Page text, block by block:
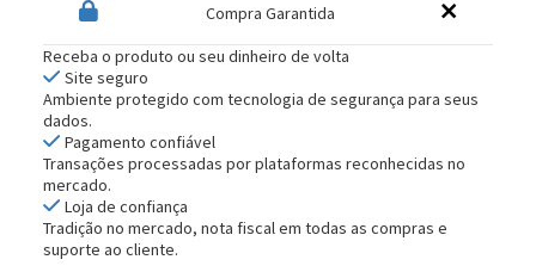
Compra Garantida
Receba o produto ou seu dinheiro de volta
Site seguro
Ambiente protegido com tecnologia de segurança para seus
dados.
Pagamento confiável
Transações processadas por plataformas reconhecidas no
mercado.
Loja de confiança
Tradição no mercado, nota fiscal em todas as compras e
suporte ao cliente.